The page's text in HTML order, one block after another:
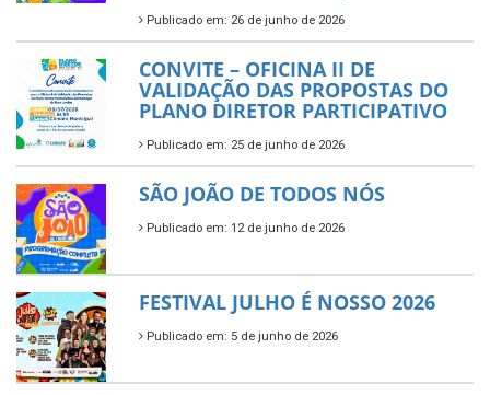
Publicado em: 26 de junho de 2026
CONVITE – OFICINA II DE
VALIDAÇÃO DAS PROPOSTAS DO
PLANO DIRETOR PARTICIPATIVO
Publicado em: 25 de junho de 2026
SÃO JOÃO DE TODOS NÓS
Publicado em: 12 de junho de 2026
FESTIVAL JULHO É NOSSO 2026
Publicado em: 5 de junho de 2026